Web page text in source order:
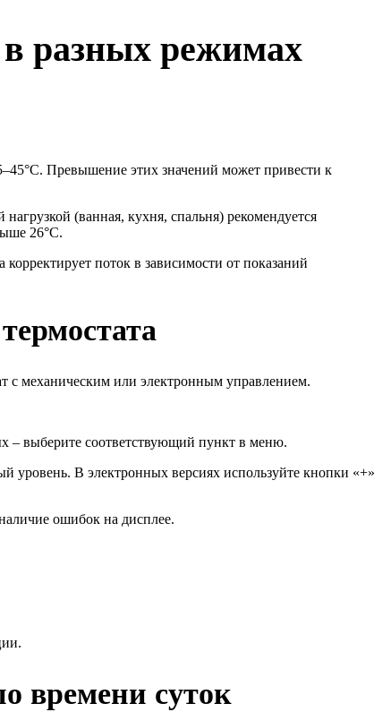
в разных режимах
Превышение этих значений может привести к
(ванная, кухня, спальня) рекомендуется
26°C.
поток в зависимости от показаний
с механическим или электронным управлением.
– выберите соответствующий пункт в меню.
уровень. В электронных версиях используйте кнопки «+»
ошибок на дисплее.
времени суток